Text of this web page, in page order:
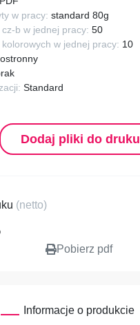
w pracy: standard 80g
b w jednej pracy: 50
w jednej pracy: 10
Standard
Dodaj pliki do druku
(netto)
Pobierz pdf
Informacje o produkcie